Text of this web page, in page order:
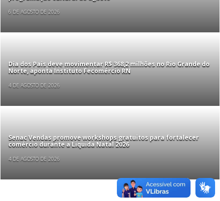
6 DE AGOSTO DE 2026
Dia dos Pais deve movimentar R$ 368,2 milhões no Rio Grande do
Norte, aponta Instituto Fecomércio RN
4 DE AGOSTO DE 2026
Senac Vendas promove workshops gratuitos para fortalecer
comércio durante a Liquida Natal 2026
4 DE AGOSTO DE 2026